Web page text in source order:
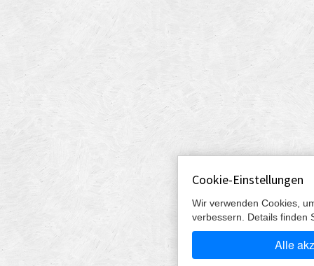
Cookie-Einstellungen
Wir verwenden Cookies,
verbessern. Details finden
Alle